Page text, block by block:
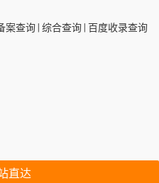
案查询 综合查询 百度收录查询
直达